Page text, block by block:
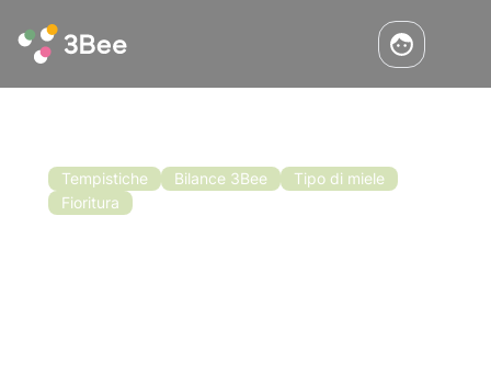
Tempistiche Bilance 3Bee
Tipo di miele
Fioritura